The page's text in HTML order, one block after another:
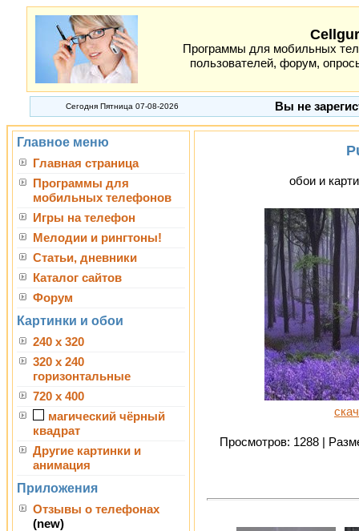
Программы для мобильных
пользователей, форум,
Сегодня Пятница 07-08-2026 Вы не
Главное меню
Главная страница
Программы для
мобильных телефонов
Игры на телефон
Мелодии и рингтоны!
Статьи, дневники
Каталог сайтов
Форум
Картинки и обои
240 x 320
320 x 240
горизонтальные
720 x 400
магический чёрный
квадрат
Другие картинки и
анимация
Приложения
Отзывы о телефонах
(new)
обои и
Просмотров: 1288 |